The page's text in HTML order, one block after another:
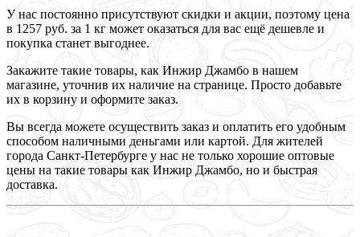
У нас постоянно присутствуют скидки и акции, поэтому цена
в 1257 руб. за 1 кг может оказаться для вас ещё дешевле и
покупка станет выгоднее.
Закажите такие товары, как Инжир Джамбо в нашем
магазине, уточнив их наличие на странице. Просто добавьте
их в корзину и оформите заказ.
Вы всегда можете осуществить заказ и оплатить его удобным
способом наличными деньгами или картой. Для жителей
города Санкт-Петербурге у нас не только хорошие оптовые
цены на такие товары как Инжир Джамбо, но и быстрая
доставка.